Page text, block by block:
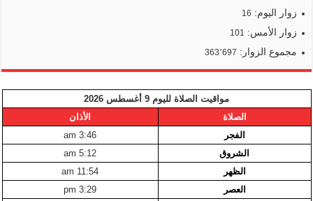
زوار اليوم: 16
زوار الأمس: 101
مجموع الزوار: 363٬697
مواقيت الصلاة لليوم 9 أغسطس 2026
الصلاة
الأذان
الفجر
3:46 am
الشروق
5:12 am
الظهر
11:54 am
العصر
3:29 pm